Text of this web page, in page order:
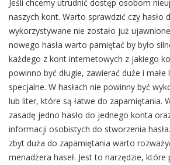
Jeśli chcemy utrudnić dostęp osobom
naszych kont. Warto sprawdzić czy hasło
wykorzystywane nie zostało już
nowego hasła warto pamiętać by było
każdego z kont internetowych z jakiego
powinno być długie, zawierać duże i małe
specjalne. W hasłach nie powinny być
lub liter, które są łatwe do zapamiętania.
zasadę jedno hasło do jednego konta
informacji osobistych do stworzenia
zbyt duża do zapamiętania warto
menadżera haseł. Jest to narzędzie, które